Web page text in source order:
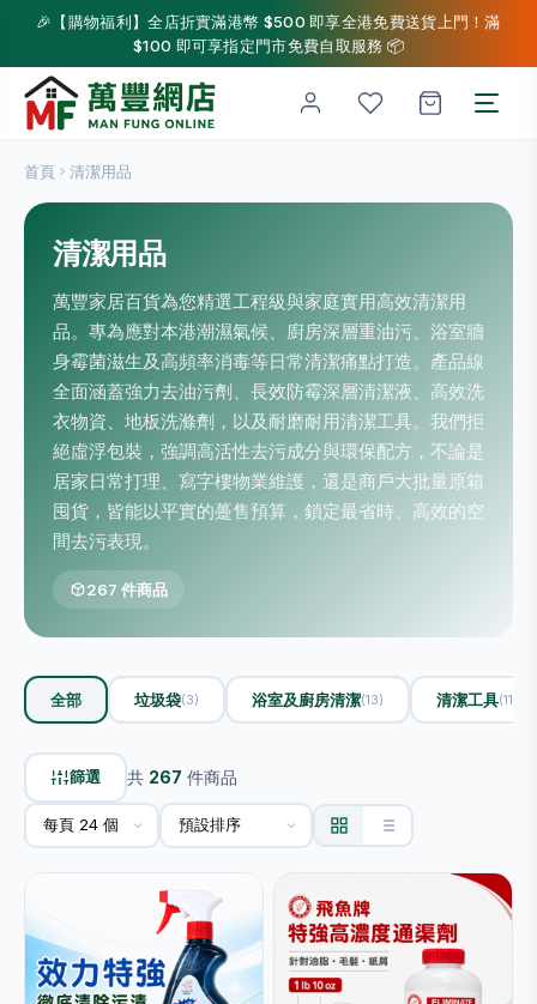
🎉【購物福利】全店折實滿港幣 $500 即享全港免費送貨上門！滿
$100 即可享指定門市免費自取服務 📦
首頁 清潔用品
清潔用品
萬豐家居百貨為您精選工程級與家庭實用高效清潔用
品。專為應對本港潮濕氣候、廚房深層重油污、浴室牆
身霉菌滋生及高頻率消毒等日常清潔痛點打造。產品線
全面涵蓋強力去油污劑、長效防霉深層清潔液、高效洗
衣物資、地板洗滌劑，以及耐磨耐用清潔工具。我們拒
絕虛浮包裝，強調高活性去污成分與環保配方，不論是
居家日常打理、寫字樓物業維護，還是商戶大批量原箱
囤貨，皆能以平實的躉售預算，鎖定最省時、高效的空
間去污表現。
267 件商品
全部 垃圾袋(3) 浴室及廚房清潔(13) 清潔工具(11)
篩選 共 267 件商品